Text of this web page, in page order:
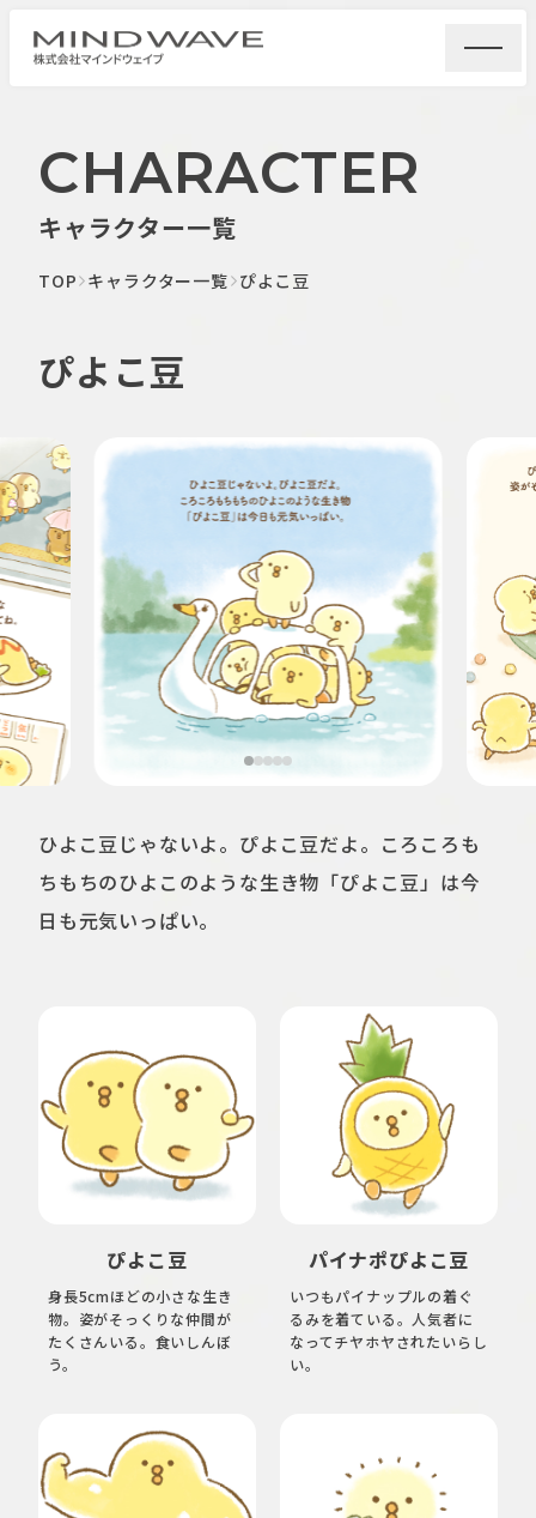
CHARACTER
キャラクター一覧
TOP キャラクター一覧 ぴよこ豆
ぴよこ豆
ひよこ豆じゃないよ。ぴよこ豆だよ。ころころも
ちもちのひよこのような生き物「ぴよこ豆」は今
日も元気いっぱい。
ぴよこ豆
身長5cmほどの小さな生き
物。姿がそっくりな仲間が
たくさんいる。食いしんぼ
う。
パイナポぴよこ豆
いつもパイナップルの着ぐ
るみを着ている。人気者に
なってチヤホヤされたいらし
い。